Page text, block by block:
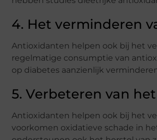
4. Het verminderen
Antioxidanten helpen ook bij het
regelmatige consumptie van
op diabetes aanzienlijk
5. Verbeteren van
Antioxidanten helpen ook bij het
voorkomen oxidatieve schade in